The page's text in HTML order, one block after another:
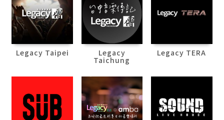
Legacy Taipei Legacy
Taichung
Legacy TERA